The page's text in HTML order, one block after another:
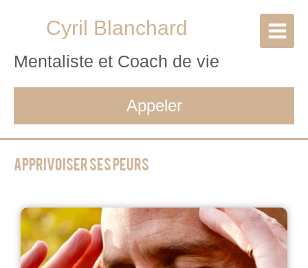
Cyril Blanchard
Mentaliste et Coach de vie
Appeler
Apprivoiser ses peurs